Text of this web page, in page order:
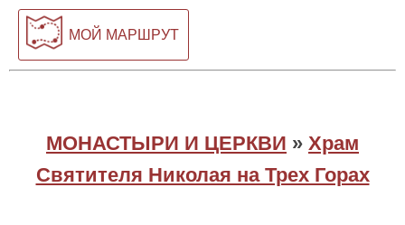
МОЙ МАРШРУТ
МОНАСТЫРИ И ЦЕРКВИ » Храм
Святителя Николая на Трех Горах